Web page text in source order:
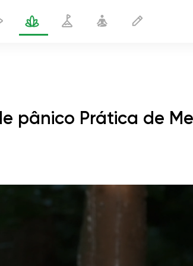
pânico Prática de
paz interior